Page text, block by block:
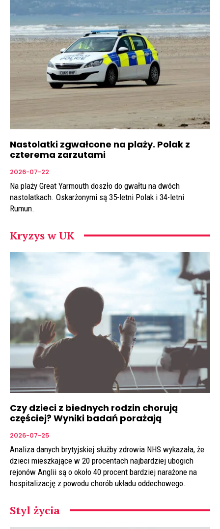
Nastolatki zgwałcone na plaży. Polak z
czterema zarzutami
2026-07-22
Na plaży Great Yarmouth doszło do gwałtu na dwóch
nastolatkach. Oskarżonymi są 35-letni Polak i 34-letni
Rumun.
Kryzys w UK
Czy dzieci z biednych rodzin chorują
częściej? Wyniki badań porażają
2026-07-25
Analiza danych brytyjskiej służby zdrowia NHS wykazała, że
dzieci mieszkające w 20 procentach najbardziej ubogich
rejonów Anglii są o około 40 procent bardziej narażone na
hospitalizację z powodu chorób układu oddechowego.
Styl życia